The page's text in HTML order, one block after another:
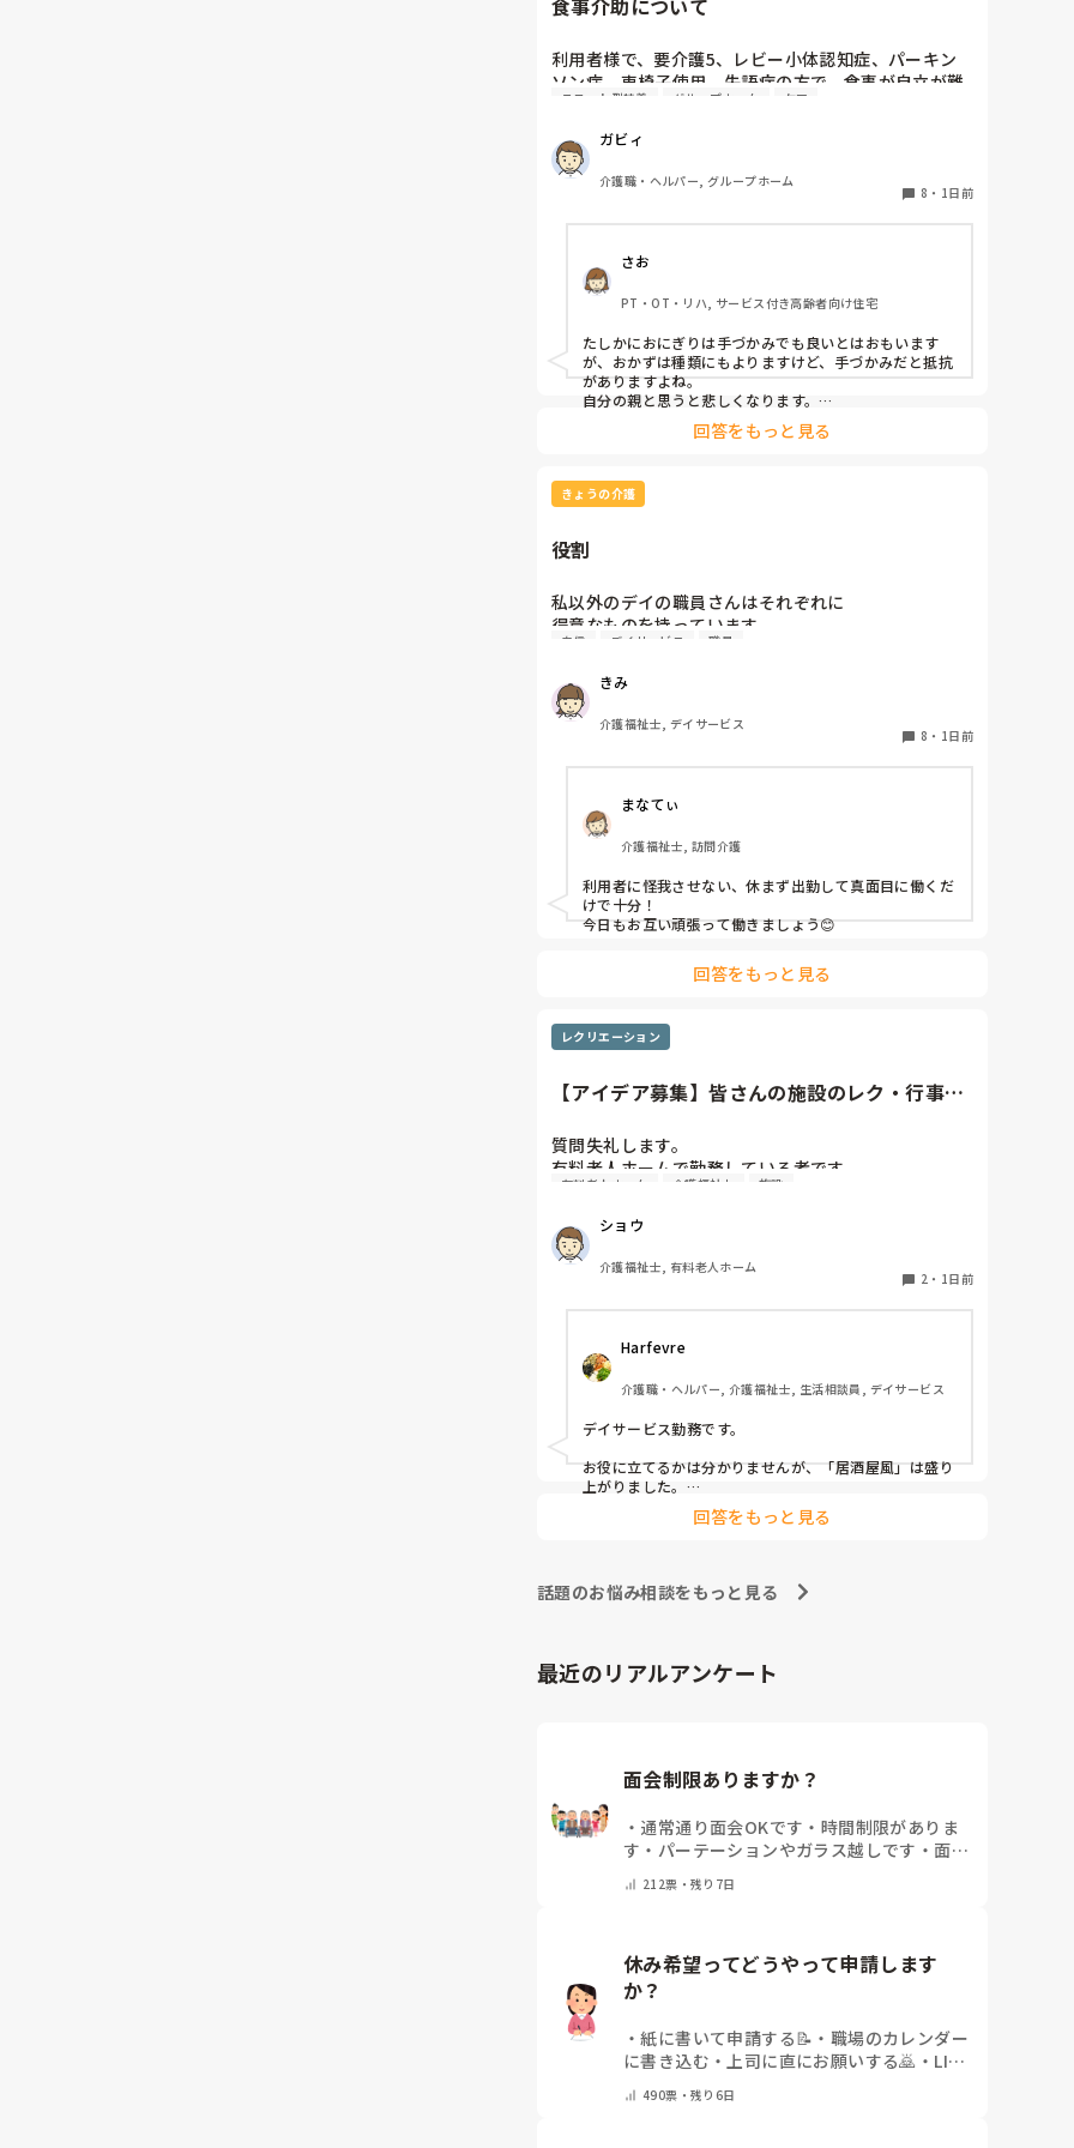
利用者様で、要介護5、レビー小体認知症、パーキン
ソン病、車椅子使用、失語症の方で、食事が自立が難
しくなって来ました。ご飯を、おにぎりにして、ご自
いのおにぎりにしてます。食べられる時とスプーンを
使っても難しい時があります。おかずも、おにぎり同
様、手づかみでたべてもらってる時があるのですが、
難しい時は、職員が介助しています。ご飯は、おにぎ
手づかみは、どうかなと思うのですが、皆さんはどう
思われますか？私は、自分の母親が手づかみで食べて
るのを見たら、悲しくなります…職員さん、介助して
下さいと思ってしまいます…
ユニット型特養 グループホーム ケア
ガビィ
介護職・ヘルパー, グループホーム
8 ・ 1日前
さお
PT・OT・リハ, サービス付き高齢者向け住宅
たしかにおにぎりは手づかみでも良いとはおもいます
が、おかずは種類にもよりますけど、手づかみだと抵抗
がありますよね。
自分の親と思うと悲しくなります。
フルーツや温野菜とかならまだ良いでしょうけど。嚥下
状態はどうなんでしょうか？とろみつけてたりするのを
回答をもっと見る
きょうの介護
役割
私以外のデイの職員さんはそれぞれに
得意なものを持っています。
介助で言えば、要領よく動けたりと。
今の私を振り返ってみたら…何も持っていないことが
虚しくなってきました…
利用者からは「素直に話聞いてくれる」・「言いやす
い・頼みやすい」
って言われます。
職員から見ての私は？って考えたら答えられる自信が
ないです…
やだな、この自暴自棄…
自信 デイサービス 職員
きみ
介護福祉士, デイサービス
8 ・ 1日前
まなてぃ
介護福祉士, 訪問介護
利用者に怪我させない、休まず出勤して真面目に働くだ
けで十分！
今日もお互い頑張って働きましょう😊
回答をもっと見る
レクリエーション
【アイデア募集】皆さんの施設のレク・行事の
質問失礼します。
有料老人ホームで勤務している者です。
を、どのくらいの頻度で行っているのか参考にさせて
いただきたく質問いたしました。
うちの施設では現在、以下のような取り組みを行って
います。
毎月：「カフェ」と称して少し豪華なおやつとコーヒ
ー・緑茶等の提供、カレンダー作り
隔月： ランチのテイクアウトイベント
その他： 季節ごとの定期的な行事(運動会や七夕など)
今の内容も喜ばれているのですが、最近少しマンネリ
化してきたなと感じており、新しく喜ばれるようなア
こんなイベントをしている」「年〇回、こんな大型行
をぜひ教えていただけると嬉しいです。
有料老人ホーム 介護福祉士 施設
ショウ
介護福祉士, 有料老人ホーム
2 ・ 1日前
Harfevre
介護職・ヘルパー, 介護福祉士, 生活相談員, デイサービス
デイサービス勤務です。
お役に立てるかは分かりませんが、「居酒屋風」は盛り
上がりました。
ノンアルコール飲料に枝豆などのおつまみ、カラオケで
デュエットしたり…
ゃいました。
参考になれば幸いです。
回答をもっと見る
話題のお悩み相談をもっと見る
最近のリアルアンケート
面会制限ありますか？
・ 通常通り面会OKです ・ 時間制限がありま
す ・ パーテーションやガラス越しです ・ 面会
てください）
212票・残り7日
休み希望ってどうやって申請します
か？
・紙に書いて申請する📝 ・ 職場のカレンダー
に書き込む ・ 上司に直にお願いする🙇 ・ LINE
教えてください）
490票・残り6日